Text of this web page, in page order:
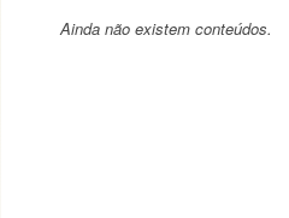
Ainda não existem conteúdos.